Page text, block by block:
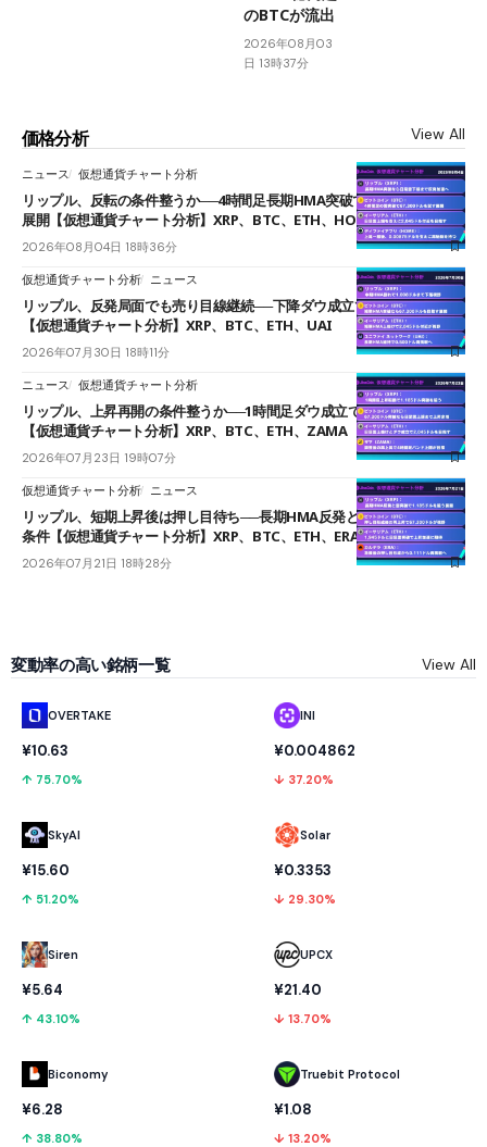
のBTCが流出
2026年08月03
日 13時37分
価格分析 View All
ニュース 仮想通貨チャート分析
リップル、反転の条件整うか──4時間足長期HMA突破で雲下端を目指す
展開【仮想通貨チャート分析】XRP、BTC、ETH、HOME
2026年08月04日 18時36分
仮想通貨チャート分析 ニュース
リップル、反発局面でも売り目線継続──下降ダウ成立で下値追う展開
【仮想通貨チャート分析】XRP、BTC、ETH、UAI
2026年07月30日 18時11分
ニュース 仮想通貨チャート分析
リップル、上昇再開の条件整うか──1時間足ダウ成立で1.185ドルを狙う
【仮想通貨チャート分析】XRP、BTC、ETH、ZAMA
2026年07月23日 19時07分
仮想通貨チャート分析 ニュース
リップル、短期上昇後は押し目待ち──長期HMA反発と雲上抜けが買い
条件【仮想通貨チャート分析】XRP、BTC、ETH、ERA
2026年07月21日 18時28分
変動率の高い銘柄一覧 View All
OVERTAKE
¥10.63
↑ 75.70%
SkyAI
¥15.60
↑ 51.20%
Siren
¥5.64
↑ 43.10%
Biconomy
¥6.28
↑ 38.80%
INI
¥0.004862
↓ 37.20%
Solar
¥0.3353
↓ 29.30%
UPCX
¥21.40
↓ 13.70%
Truebit Protocol
¥1.08
↓ 13.20%